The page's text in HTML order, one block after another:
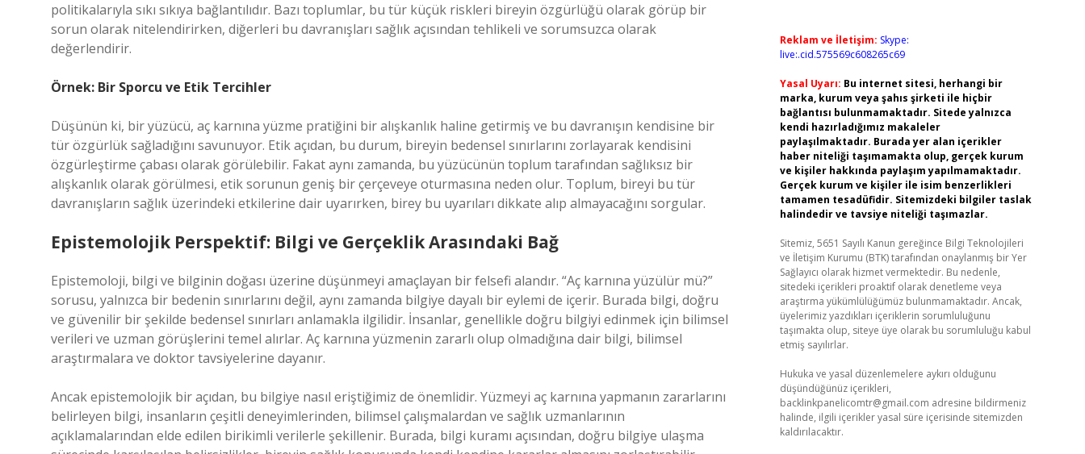
politikalarıyla sıkı sıkıya bağlantılıdır. Bazı toplumlar, bu tür küçük riskleri bireyin özgürlüğü olarak görüp bir
sorun olarak nitelendirirken, diğerleri bu davranışları sağlık açısından tehlikeli ve sorumsuzca olarak
değerlendirir.
Örnek: Bir Sporcu ve Etik Tercihler
Düşünün ki, bir yüzücü, aç karnına yüzme pratiğini bir alışkanlık haline getirmiş ve bu davranışın kendisine bir
tür özgürlük sağladığını savunuyor. Etik açıdan, bu durum, bireyin bedensel sınırlarını zorlayarak kendisini
özgürleştirme çabası olarak görülebilir. Fakat aynı zamanda, bu yüzücünün toplum tarafından sağlıksız bir
alışkanlık olarak görülmesi, etik sorunun geniş bir çerçeveye oturmasına neden olur. Toplum, bireyi bu tür
davranışların sağlık üzerindeki etkilerine dair uyarırken, birey bu uyarıları dikkate alıp almayacağını sorgular.
Epistemolojik Perspektif: Bilgi ve Gerçeklik Arasındaki Bağ
Epistemoloji, bilgi ve bilginin doğası üzerine düşünmeyi amaçlayan bir felsefi alandır. “Aç karnına yüzülür mü?”
sorusu, yalnızca bir bedenin sınırlarını değil, aynı zamanda bilgiye dayalı bir eylemi de içerir. Burada bilgi, doğru
ve güvenilir bir şekilde bedensel sınırları anlamakla ilgilidir. İnsanlar, genellikle doğru bilgiyi edinmek için bilimsel
verileri ve uzman görüşlerini temel alırlar. Aç karnına yüzmenin zararlı olup olmadığına dair bilgi, bilimsel
araştırmalara ve doktor tavsiyelerine dayanır.
Ancak epistemolojik bir açıdan, bu bilgiye nasıl eriştiğimiz de önemlidir. Yüzmeyi aç karnına yapmanın zararlarını
belirleyen bilgi, insanların çeşitli deneyimlerinden, bilimsel çalışmalardan ve sağlık uzmanlarının
açıklamalarından elde edilen birikimli verilerle şekillenir. Burada, bilgi kuramı açısından, doğru bilgiye ulaşma
Reklam ve İletişim: Skype:
live:.cid.575569c608265c69
Yasal Uyarı: Bu internet sitesi, herhangi bir
marka, kurum veya şahıs şirketi ile hiçbir
bağlantısı bulunmamaktadır. Sitede yalnızca
kendi hazırladığımız makaleler
paylaşılmaktadır. Burada yer alan içerikler
haber niteliği taşımamakta olup, gerçek kurum
ve kişiler hakkında paylaşım yapılmamaktadır.
Gerçek kurum ve kişiler ile isim benzerlikleri
tamamen tesadüfidir. Sitemizdeki bilgiler taslak
halindedir ve tavsiye niteliği taşımazlar.
Sitemiz, 5651 Sayılı Kanun gereğince Bilgi Teknolojileri
ve İletişim Kurumu (BTK) tarafından onaylanmış bir Yer
Sağlayıcı olarak hizmet vermektedir. Bu nedenle,
sitedeki içerikleri proaktif olarak denetleme veya
araştırma yükümlülüğümüz bulunmamaktadır. Ancak,
üyelerimiz yazdıkları içeriklerin sorumluluğunu
taşımakta olup, siteye üye olarak bu sorumluluğu kabul
etmiş sayılırlar.
Hukuka ve yasal düzenlemelere aykırı olduğunu
düşündüğünüz içerikleri,
backlinkpanelicomtr@gmail.com adresine bildirmeniz
halinde, ilgili içerikler yasal süre içerisinde sitemizden
kaldırılacaktır.